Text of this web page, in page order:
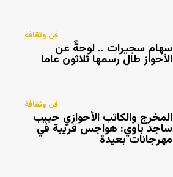
فن وثقافة
سهام سجيرات .. لوحةٌ عن
الأحواز طال رسمها ثلاثون عاما
فن وثقافة
المخرج والكاتب الأحوازي حبيب
ساجد باوي: هواجس قريبة في
مهرجانات بعيدة